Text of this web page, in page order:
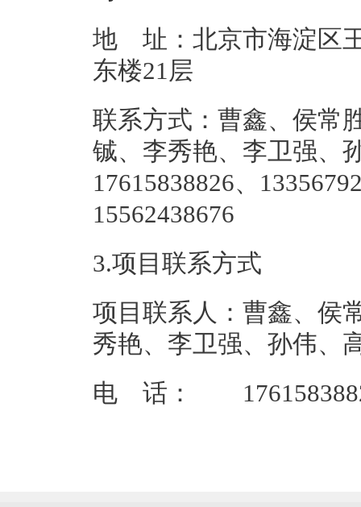
地 址：北京市海淀区
东楼
联系方式：曹鑫、侯常
铖、李秀艳、李卫强、
17615838826、
3.项目联系方式
项目联系人：曹鑫、侯
秀艳、李卫强、孙伟、
电 话： 17615838826